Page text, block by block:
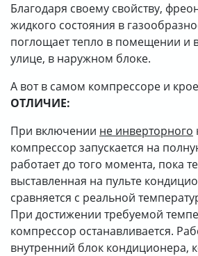
Благодаря своему свойству,
жидкого состояния в
поглощает тепло в помещении и
улице, в наружном блоке.
А вот в самом компрессоре и
ОТЛИЧИЕ:
При включении не инверторного
компрессор запускается на
работает до того момента, пока
выставленная на пульте
сравняется с реальной
При достижении требуемой
компрессор останавливается.
внутренний блок кондиционера,